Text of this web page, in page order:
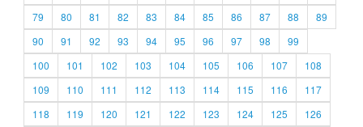
79
80 81 82 83 84 85 86 87 88
89
90
91 92 93 94 95 96 97 98
99
100
101 102 103 104 105 106 107
108
109
110 111 112 113 114 115 116
117
118
119 120 121 122 123 124 125
126